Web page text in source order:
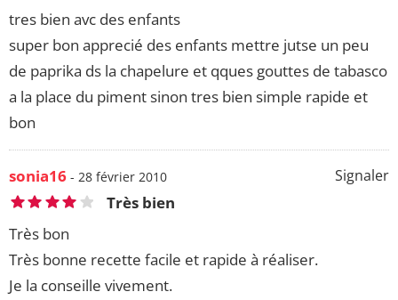
tres bien avc des enfants
super bon apprecié des enfants mettre jutse un peu
de paprika ds la chapelure et qques gouttes de tabasco
a la place du piment sinon tres bien simple rapide et
bon
Signaler
sonia16 - 28 février 2010
Très bien
Très bon
Très bonne recette facile et rapide à réaliser.
Je la conseille vivement.